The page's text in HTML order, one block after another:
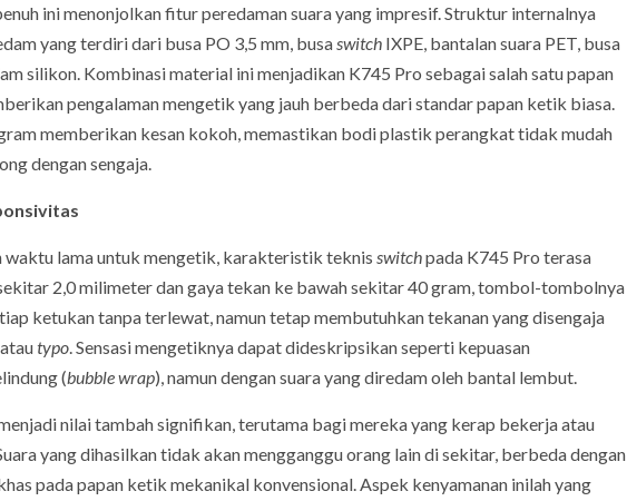
ini menonjolkan fitur peredaman suara yang impresif. Struktur internalnya
yang terdiri dari busa PO 3,5 mm, busa switch IXPE, bantalan suara PET, busa
silikon. Kombinasi material ini menjadikan K745 Pro sebagai salah satu papan
pengalaman mengetik yang jauh berbeda dari standar papan ketik biasa.
memberikan kesan kokoh, memastikan bodi plastik perangkat tidak mudah
dengan sengaja.
waktu lama untuk mengetik, karakteristik teknis switchpada K745 Pro terasa
2,0 milimeter dan gaya tekan ke bawah sekitar 40 gram, tombol-tombolnya
ketukan tanpa terlewat, namun tetap membutuhkan tekanan yang disengaja
typo . Sensasi mengetiknya dapat dideskripsikan seperti kepuasan
(bubble wrap), namun dengan suara yang diredam oleh bantal lembut.
nilai tambah signifikan, terutama bagi mereka yang kerap bekerja atau
yang dihasilkan tidak akan mengganggu orang lain di sekitar, berbeda dengan
pada papan ketik mekanikal konvensional. Aspek kenyamanan inilah yang